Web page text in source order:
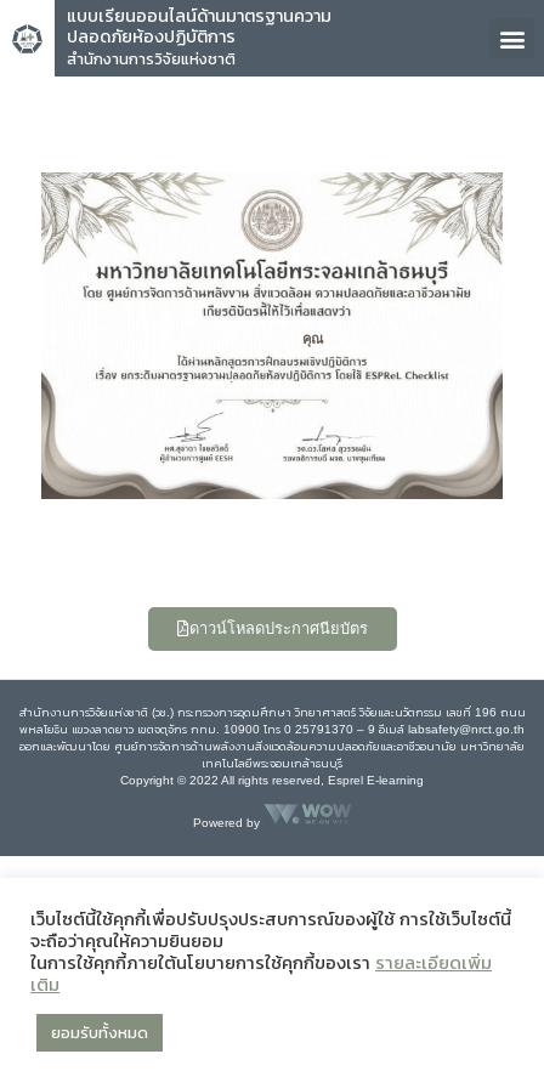
แบบเรียนออนไลน์ด้านมาตรฐานความ
ปลอดภัยห้องปฏิบัติการ
สำนักงานการวิจัยแห่งชาติ
คุณ
ดาวน์โหลดประกาศนียบัตร
สำนักงานการวิจัยแห่งชาติ (วช.) กระทรวงการอุดมศึกษา วิทยาศาสตร์ วิจัยและนวัตกรรม เลขที่ 196 ถนน
พหลโยธิน แขวงลาดยาว เขตจตุจักร กทม. 10900 โทร 0 25791370 – 9 อีเมล์ labsafety@nrct.go.th
ออกและพัฒนาโดย ศูนย์การจัดการด้านพลังงานสิ่งแวดล้อมความปลอดภัยและอาชีวอนามัย มหาวิทยาลัย
เทคโนโลยีพระจอมเกล้าธนบุรี
Copyright © 2022 All rights reserved, Esprel E-learning
Powered by
เว็บไซต์นี้ใช้คุกกี้เพื่อปรับปรุงประสบการณ์ของผู้ใช้ การใช้เว็บไซต์นี้
จะถือว่าคุณให้ความยินยอม
ในการใช้คุกกี้ภายใต้นโยบายการใช้คุกกี้ของเรา รายละเอียดเพิ่ม
เติม
ยอมรับทั้งหมด